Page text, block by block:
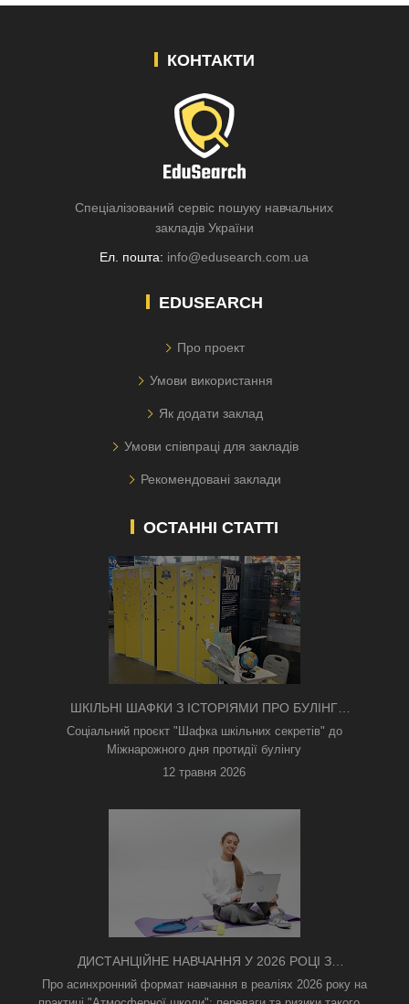
КОНТАКТИ
Спеціалізований сервіс пошуку навчальних
закладів України
Ел. пошта: info@edusearch.com.ua
EDUSEARCH
Про проект
Умови використання
Як додати заклад
Умови співпраці для закладів
Рекомендовані заклади
ОСТАННІ СТАТТІ
ШКІЛЬНІ ШАФКИ З ІСТОРІЯМИ ПРО БУЛІНГ
З'ЯВИЛИСЯ В КИЄВІ
Соціальний проєкт "Шафка шкільних секретів" до
Міжнарожного дня протидії булінгу
12 травня 2026
ДИСТАНЦІЙНЕ НАВЧАННЯ У 2026 РОЦІ З
ТРИВОГАМИ ТА БЕЗ СВІТЛА: ЯК АСИНХРОННИЙ
Про асинхронний формат навчання в реаліях 2026 року на